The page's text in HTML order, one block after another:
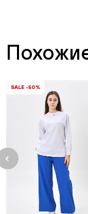
SALE -50%